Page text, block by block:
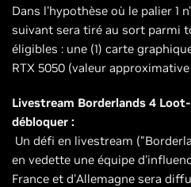
Dans l'hypothèse où le palier 1
suivant sera tiré au sort parmi
éligibles : une (1) carte
RTX 5050 (valeur
Livestream Borderlands 4
débloquer :
Un défi en livestream
en vedette une équipe
France et d'Allemagne sera